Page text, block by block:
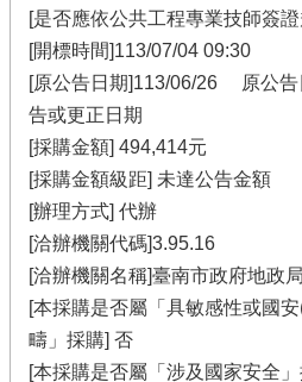
[是否應依公共工程專業技師簽
[開標時間]113/07/04 09:30
[原公告日期]113/06/26 原公告
告或更正日期
[採購金額] 494,414元
[採購金額級距] 未達公告金額
[辦理方式] 代辦
[洽辦機關代碼]3.95.16
[洽辦機關名稱]臺南市政府地政局
[本採購是否屬「具敏感性或國
疇」採購] 否
[本採購是否屬「涉及國家安全